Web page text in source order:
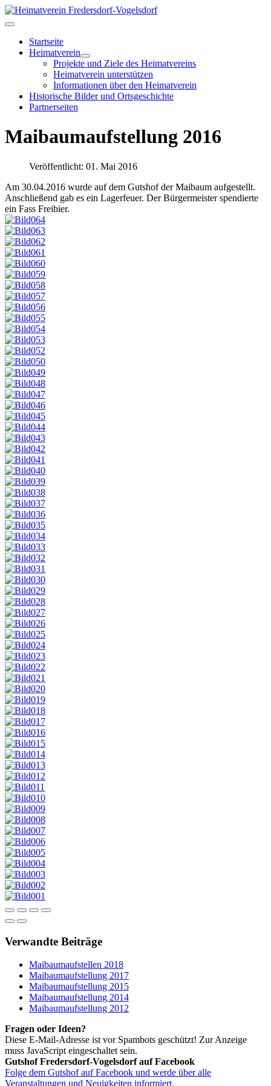
Startseite
Heimatverein
Projekte und Ziele des Heimatvereins
Heimatverein unterstützen
Informationen über den Heimatverein
Historische Bilder und Ortsgeschichte
Partnerseiten
Maibaumaufstellung 2016
Veröffentlicht: 01. Mai 2016
Am 30.04.2016 wurde auf dem Gutshof der Maibaum aufgestellt.
Anschließend gab es ein Lagerfeuer. Der Bürgermeister spendierte
ein Fass Freibier.
Verwandte Beiträge
Maibaumaufstellen 2018
Maibaumaufstellung 2017
Maibaumaufstellung 2015
Maibaumaufstellung 2014
Maibaumaufstellung 2012
Fragen oder Ideen?
Diese E-Mail-Adresse ist vor Spambots geschützt! Zur Anzeige
muss JavaScript eingeschaltet sein.
Gutshof Fredersdorf-Vogelsdorf auf Facebook
Folge dem Gutshof auf Facebook und werde über alle
Veranstaltungen und Neuigkeiten informiert.